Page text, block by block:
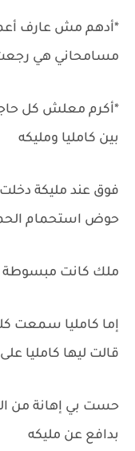
*أدهم مش عارف
مسامحاني هي
*أكرم معلش كل
بين كامليا ومليكه
فوق عند مليكة
حوض استحمام
ملك كانت مبسوطة
إما كامليا سمعت
قالت ليها كامليا
حست بي إهانة من
بدافع عن مليكه